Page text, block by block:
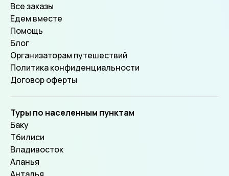
Все заказы
Едем вместе
Помощь
Блог
Организаторам путешествий
Политика конфиденциальности
Договор оферты
Туры по населенным пунктам
Баку
Тбилиси
Владивосток
Аланья